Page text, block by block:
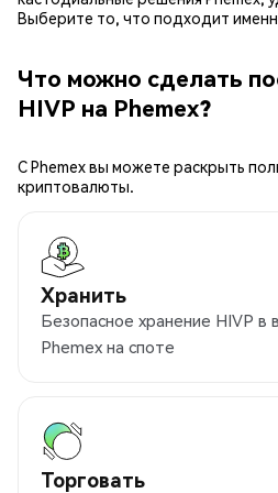
Выберите то, что подходит
Что можно сделать
HIVP на Phemex?
С Phemex вы можете раскрыть
криптовалюты.
Хранить
Безопасное хранение HIVP в
Phemex на споте
Торговать